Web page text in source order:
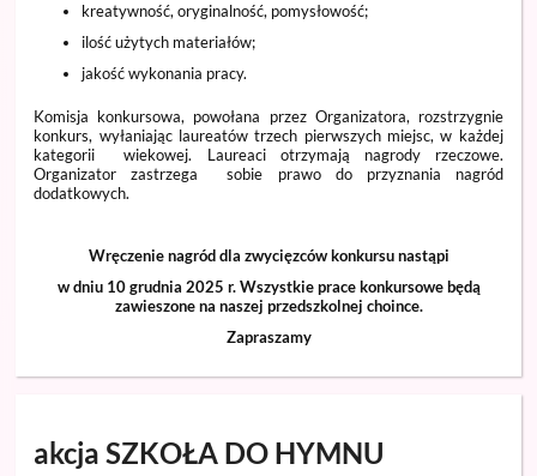
kreatywność, oryginalność, pomysłowość;
ilość użytych materiałów;
jakość wykonania pracy.
Komisja konkursowa, powołana przez Organizatora, rozstrzygnie
konkurs, wyłaniając laureatów trzech pierwszych miejsc, w każdej
kategorii wiekowej. Laureaci otrzymają nagrody rzeczowe.
Organizator zastrzega sobie prawo do przyznania nagród
dodatkowych.
Wręczenie nagród dla zwycięzców konkursu nastąpi
w dniu 10 grudnia 2025 r. Wszystkie prace konkursowe będą
zawieszone na naszej przedszkolnej choince.
Zapraszamy
akcja SZKOŁA DO HYMNU